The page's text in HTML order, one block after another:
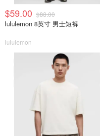
$59.00 $88.00
lululemon 8英寸 男士短裤
lululemon